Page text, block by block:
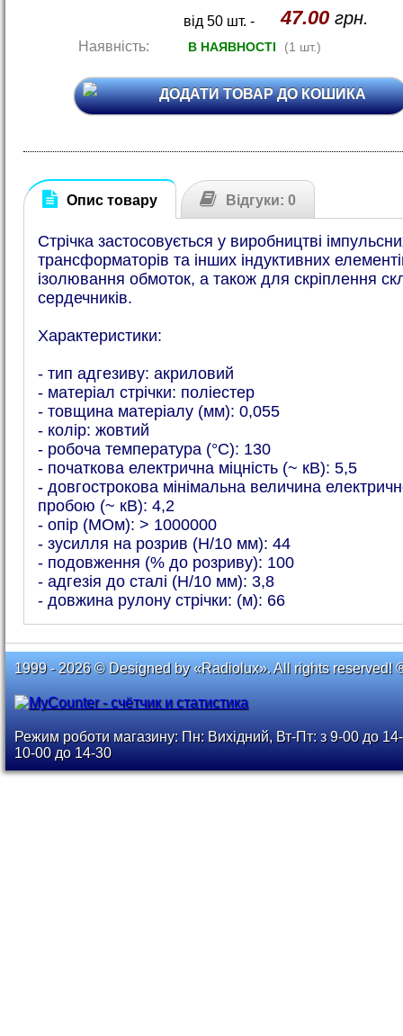
від 50 шт. - 47.00грн.
Наявність: В НАЯВНОСТІ (1 шт.)
ДОДАТИ ТОВАР ДО КОШИКА
Опис товару Відгуки: 0
Стрічка застосовується у виробництві
трансформаторів та інших індуктивних
ізолювання обмоток, а також для скріплення
сердечників.
Характеристики:
- тип адгезиву: акриловий
- матеріал стрічки: поліестер
- товщина матеріалу (мм): 0,055
- колір: жовтий
- робоча температура (°С): 130
- початкова електрична міцність (~ кВ): 5,5
- довгострокова мінімальна величина
пробою (~ кВ): 4,2
- опір (МОм): > 1000000
- зусилля на розрив (Н/10 мм): 44
- подовження (% до розриву): 100
- адгезія до сталі (Н/10 мм): 3,8
- довжина рулону стрічки: (м): 66
1999 - 2026 © Designed by «Radiolux». All rights reserved!
Режим роботи магазину: Пн: Вихідний, Вт-Пт: з 9-00 до
10-00 до 14-30